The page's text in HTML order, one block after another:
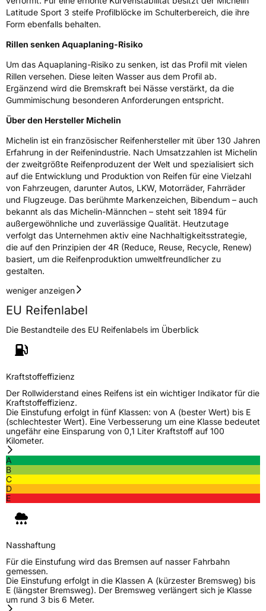
Allgemeine Produktsicherheit (GPSR)
HerstellerkontaktMANUFACTURE FRANCAISE DES
PNEUMATIQUES MICHELIN, place des
Carmes-Déchaux 23 63000 Clermont-
Ferrand Frankreich, contact@tc.michelin.eu
Latitude Sport 3 steife Profilblöcke im Schulterbereich, die ihre
Form ebenfalls behalten.
Rillen senken Aquaplaning-Risiko
Um das Aquaplaning-Risiko zu senken, ist das Profil mit vielen
Rillen versehen. Diese leiten Wasser aus dem Profil ab.
Ergänzend wird die Bremskraft bei Nässe verstärkt, da die
Gummimischung besonderen Anforderungen entspricht.
Über den Hersteller Michelin
Michelin ist ein französischer Reifenhersteller mit über 130 Jahren
Erfahrung in der Reifenindustrie. Nach Umsatzzahlen ist Michelin
der zweitgrößte Reifenproduzent der Welt und spezialisiert sich
auf die Entwicklung und Produktion von Reifen für eine Vielzahl
von Fahrzeugen, darunter Autos, LKW, Motorräder, Fahrräder
und Flugzeuge. Das berühmte Markenzeichen, Bibendum – auch
bekannt als das Michelin-Männchen – steht seit 1894 für
außergewöhnliche und zuverlässige Qualität. Heutzutage
verfolgt das Unternehmen aktiv eine Nachhaltigkeitsstrategie,
die auf den Prinzipien der 4R (Reduce, Reuse, Recycle, Renew)
basiert, um die Reifenproduktion umweltfreundlicher zu
gestalten.
weniger anzeigen
EU Reifenlabel
Die Bestandteile des EU Reifenlabels im Überblick
Kraftstoffeffizienz
Der Rollwiderstand eines Reifens ist ein wichtiger Indikator für die
Kraftstoffeffizienz.
Die Einstufung erfolgt in fünf Klassen: von A (bester Wert) bis E
(schlechtester Wert). Eine Verbesserung um eine Klasse bedeutet
ungefähr eine Einsparung von 0,1 Liter Kraftstoff auf 100
Kilometer.
A
B
C
D
E
Nasshaftung
Für die Einstufung wird das Bremsen auf nasser Fahrbahn
gemessen.
Die Einstufung erfolgt in die Klassen A (kürzester Bremsweg) bis
E (längster Bremsweg). Der Bremsweg verlängert sich je Klasse
um rund 3 bis 6 Meter.